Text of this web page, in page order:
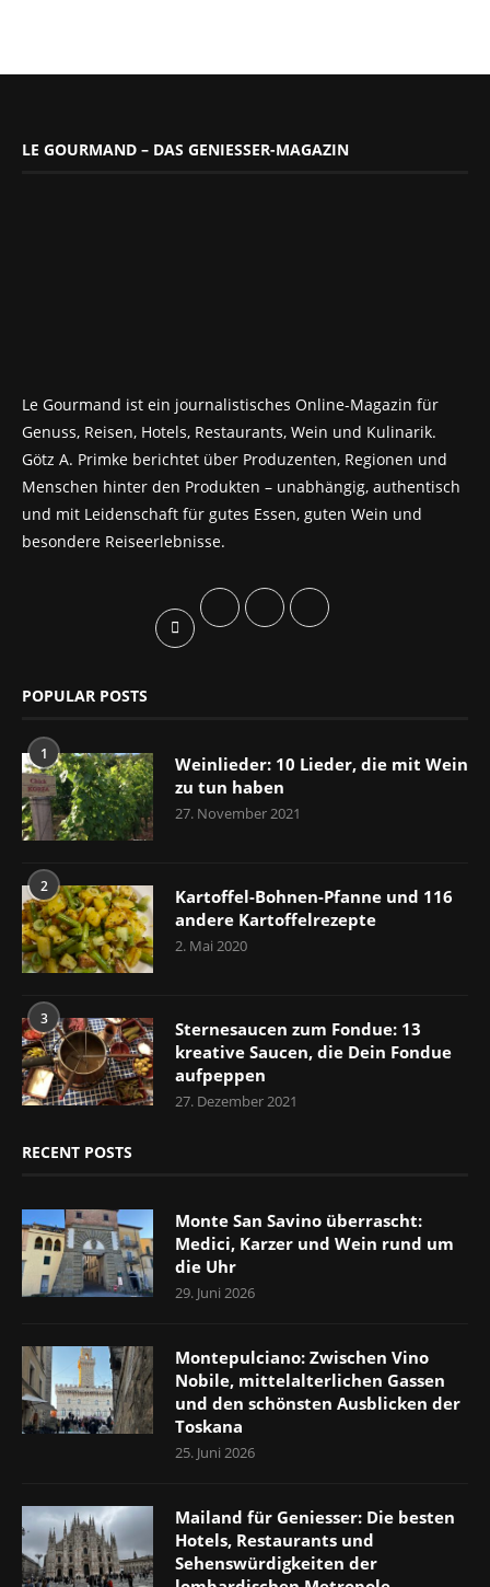
LE GOURMAND – DAS GENIESSER-MAGAZIN
Le Gourmand ist ein journalistisches Online-Magazin für
Genuss, Reisen, Hotels, Restaurants, Wein und Kulinarik.
Götz A. Primke berichtet über Produzenten, Regionen und
Menschen hinter den Produkten – unabhängig, authentisch
und mit Leidenschaft für gutes Essen, guten Wein und
besondere Reiseerlebnisse.
POPULAR POSTS
1
Weinlieder: 10 Lieder, die mit Wein
zu tun haben
27. November 2021
2
Kartoffel-Bohnen-Pfanne und 116
andere Kartoffelrezepte
2. Mai 2020
3
Sternesaucen zum Fondue: 13
kreative Saucen, die Dein Fondue
aufpeppen
27. Dezember 2021
RECENT POSTS
Monte San Savino überrascht:
Medici, Karzer und Wein rund um
die Uhr
29. Juni 2026
Montepulciano: Zwischen Vino
Nobile, mittelalterlichen Gassen
und den schönsten Ausblicken der
Toskana
25. Juni 2026
Mailand für Geniesser: Die besten
Hotels, Restaurants und
Sehenswürdigkeiten der